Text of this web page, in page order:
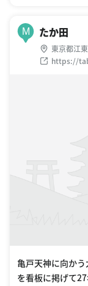
M たか田
東京都江
https://
亀戸天神に向か
を看板に掲げて27